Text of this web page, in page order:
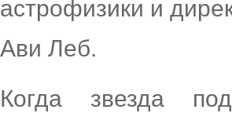
астрофизики и
Ави Леб.
Когда звезда